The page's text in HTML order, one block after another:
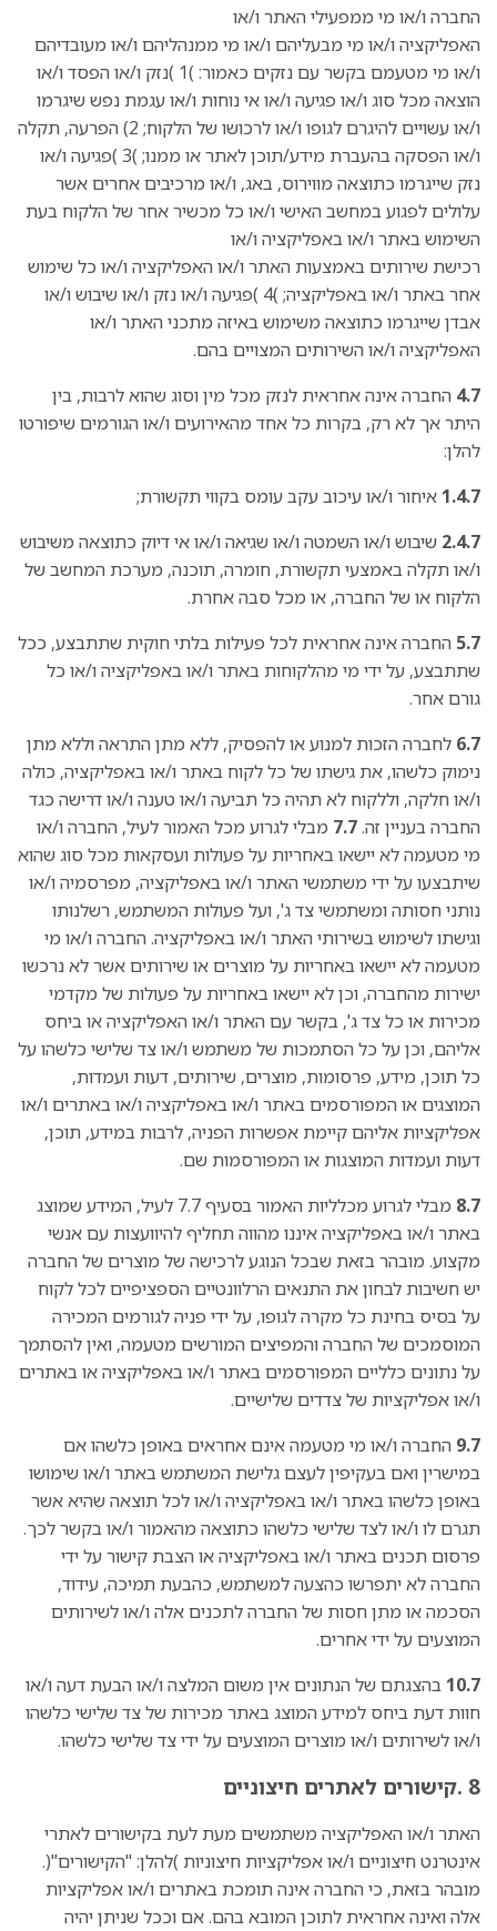
החברה ו/או מי ממפעילי האתר ו/או
האפליקציה ו/או מי מבעליהם ו/או מי ממנהליהם ו/או מעובדיהם
ו/או מי מטעמם בקשר עם נזקים כאמור: )1 )נזק ו/או הפסד ו/או
הוצאה מכל סוג ו/או פגיעה ו/או אי נוחות ו/או עגמת נפש שיגרמו
ו/או עשויים להיגרם לגופו ו/או לרכושו של הלקוח; 2) הפרעה, תקלה
ו/או הפסקה בהעברת מידע/תוכן לאתר או ממנו; )3 )פגיעה ו/או
נזק שייגרמו כתוצאה מווירוס, באג, ו/או מרכיבים אחרים אשר
עלולים לפגוע במחשב האישי ו/או כל מכשיר אחר של הלקוח בעת
השימוש באתר ו/או באפליקציה ו/או
רכישת שירותים באמצעות האתר ו/או האפליקציה ו/או כל שימוש
אחר באתר ו/או באפליקציה; )4 )פגיעה ו/או נזק ו/או שיבוש ו/או
אבדן שייגרמו כתוצאה משימוש באיזה מתכני האתר ו/או
האפליקציה ו/או השירותים המצויים בהם.
4.7 החברה אינה אחראית לנזק מכל מין וסוג שהוא לרבות, בין
היתר אך לא רק, בקרות כל אחד מהאירועים ו/או הגורמים שיפורטו
להלן:
1.4.7איחור ו/או עיכוב עקב עומס בקווי תקשורת;
2.4.7 שיבוש ו/או השמטה ו/או שגיאה ו/או אי דיוק כתוצאה משיבוש
ו/או תקלה באמצעי תקשורת, חומרה, תוכנה, מערכת המחשב של
הלקוח או של החברה, או מכל סבה אחרת.
5.7 החברה אינה אחראית לכל פעילות בלתי חוקית שתתבצע, ככל
שתתבצע, על ידי מי מהלקוחות באתר ו/או באפליקציה ו/או כל
גורם אחר.
6.7 לחברה הזכות למנוע או להפסיק, ללא מתן התראה וללא מתן
נימוק כלשהו, את גישתו של כל לקוח באתר ו/או באפליקציה, כולה
ו/או חלקה, וללקוח לא תהיה כל תביעה ו/או טענה ו/או דרישה כגד
החברה בעניין זה.7.7 מבלי לגרוע מכל האמור לעיל, החברה ו/או
מי מטעמה לא יישאו באחריות על פעולות ועסקאות מכל סוג שהוא
שיתבצעו על ידי משתמשי האתר ו/או באפליקציה, מפרסמיה ו/או
נותני חסותה ומשתמשי צד ג', ועל פעולות המשתמש, רשלנותו
וגישתו לשימוש בשירותי האתר ו/או באפליקציה. החברה ו/או מי
מטעמה לא יישאו באחריות על מוצרים או שירותים אשר לא נרכשו
ישירות מהחברה, וכן לא יישאו באחריות על פעולות של מקדמי
מכירות או כל צד ג', בקשר עם האתר ו/או האפליקציה או ביחס
אליהם, וכן על כל הסתמכות של משתמש ו/או צד שלישי כלשהו על
כל תוכן, מידע, פרסומות, מוצרים, שירותים, דעות ועמדות,
המוצגים או המפורסמים באתר ו/או באפליקציה ו/או באתרים ו/או
אפליקציות אליהם קיימת אפשרות הפניה, לרבות במידע, תוכן,
דעות ועמדות המוצגות או המפורסמות שם.
8.7
מבלי לגרוע מכלליות האמור בסעיף 7.7 לעיל, המידע שמוצג
באתר ו/או באפליקציה איננו מהווה תחליף להיוועצות עם אנשי
מקצוע. מובהר בזאת שבכל הנוגע לרכישה של מוצרים של החברה
יש חשיבות לבחון את התנאים הרלוונטיים הספציפיים לכל לקוח
על בסיס בחינת כל מקרה לגופו, על ידי פניה לגורמים המכירה
המוסמכים של החברה והמפיצים המורשים מטעמה, ואין להסתמך
על נתונים כלליים המפורסמים באתר ו/או באפליקציה או באתרים
ו/או אפליקציות של צדדים שלישיים.
9.7 החברה ו/או מי מטעמה אינם אחראים באופן כלשהו אם
במישרין ואם בעקיפין לעצם גלישת המשתמש באתר ו/או שימושו
באופן כלשהו באתר ו/או באפליקציה ו/או לכל תוצאה שהיא אשר
תגרם לו ו/או לצד שלישי כלשהו כתוצאה מהאמור ו/או בקשר לכך.
פרסום תכנים באתר ו/או באפליקציה או הצבת קישור על ידי
החברה לא יתפרשו כהצעה למשתמש, כהבעת תמיכה, עידוד,
הסכמה או מתן חסות של החברה לתכנים אלה ו/או לשירותים
המוצעים על ידי אחרים.
10.7בהצגתם של הנתונים אין משום המלצה ו/או הבעת דעה ו/או
חוות דעת ביחס למידע המוצג באתר מכירות של צד שלישי כלשהו
ו/או לשירותים ו/או מוצרים המוצעים על ידי צד שלישי כלשהו.
8 .קישורים לאתרים חיצוניים
האתר ו/או האפליקציה משתמשים מעת לעת בקישורים לאתרי
אינטרנט חיצוניים ו/או אפליקציות חיצוניות )להלן: "הקישורים"(.
מובהר בזאת, כי החברה אינה תומכת באתרים ו/או אפליקציות
אלה ואינה אחראית לתוכן המובא בהם. אם וככל שניתן יהיה